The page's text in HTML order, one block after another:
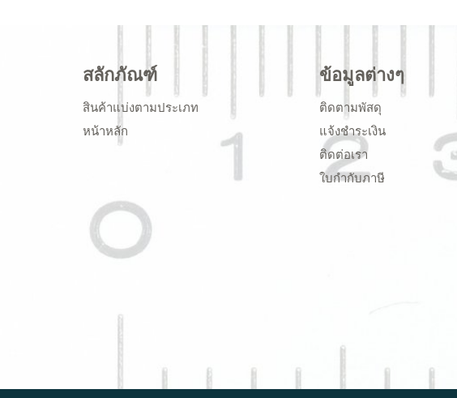
สลักภัณฑ์
สินค้าแบ่งตามประเภท
หน้าหลัก
ข้อมูลต่างๆ
ติดตามพัสดุ
แจ้งชำระเงิน
ติดต่อเรา
ใบกำกับภาษี